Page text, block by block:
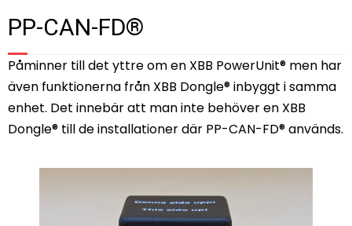
Support
Kompatibla bilmodeller
Återförsäljare
PP-CAN-FD®
Påminner till det yttre om en XBB PowerUnit® men har
även funktionerna från XBB Dongle® inbyggt i samma
enhet. Det innebär att man inte behöver en XBB
Dongle® till de installationer där PP-CAN-FD® används.